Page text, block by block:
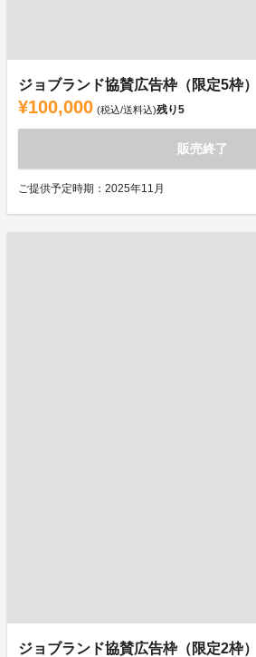
ジョブランド協賛広告枠（限定5枠）
¥100,000 (税込/送料込)残り5
販売終了
ご提供予定時期：2025年11月
ジョブランド協賛広告枠（限定2枠）